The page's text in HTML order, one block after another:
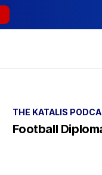
THE KATALIS
Football